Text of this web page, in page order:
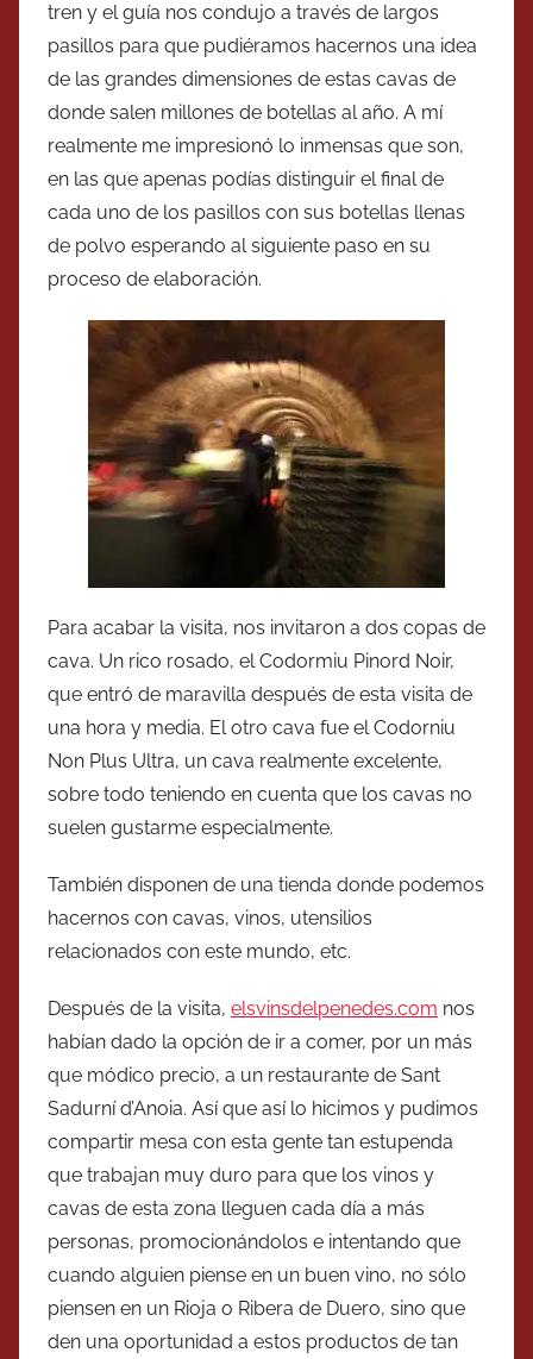
tren y el guía nos condujo a través de largos
pasillos para que pudiéramos hacernos una idea
de las grandes dimensiones de estas cavas de
donde salen millones de botellas al año. A mí
realmente me impresionó lo inmensas que son,
en las que apenas podías distinguir el final de
cada uno de los pasillos con sus botellas llenas
de polvo esperando al siguiente paso en su
proceso de elaboración.
Para acabar la visita, nos invitaron a dos copas de
cava. Un rico rosado, el Codormiu Pinord Noir,
que entró de maravilla después de esta visita de
una hora y media. El otro cava fue el Codorniu
Non Plus Ultra, un cava realmente excelente,
sobre todo teniendo en cuenta que los cavas no
suelen gustarme especialmente.
También disponen de una tienda donde podemos
hacernos con cavas, vinos, utensilios
relacionados con este mundo, etc.
Después de la visita, elsvinsdelpenedes.com nos
habían dado la opción de ir a comer, por un más
que módico precio, a un restaurante de Sant
Sadurní d’Anoia. Así que así lo hicimos y pudimos
compartir mesa con esta gente tan estupenda
que trabajan muy duro para que los vinos y
cavas de esta zona lleguen cada día a más
personas, promocionándolos e intentando que
cuando alguien piense en un buen vino, no sólo
piensen en un Rioja o Ribera de Duero, sino que
den una oportunidad a estos productos de tan